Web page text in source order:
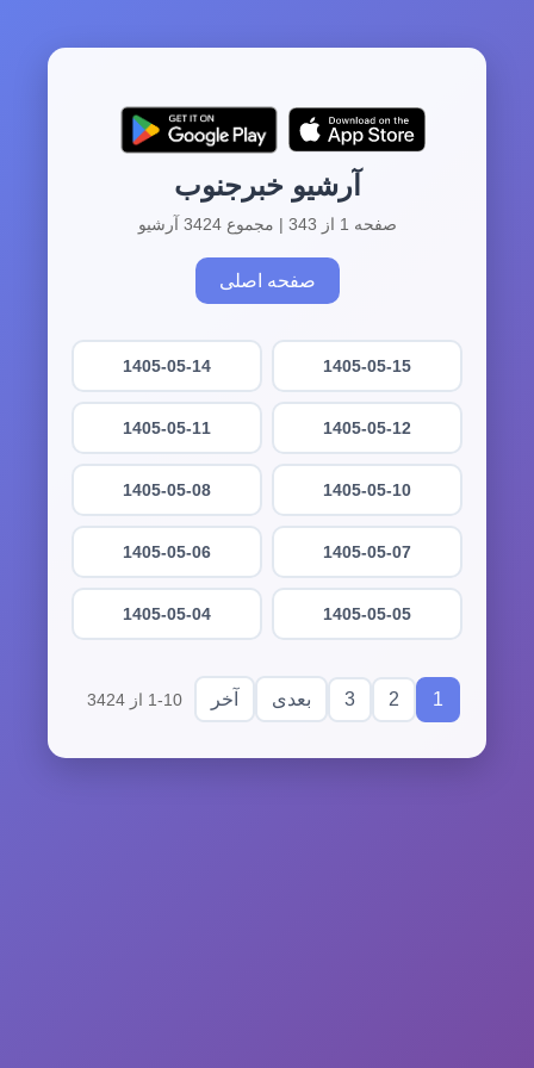
آرشیو خبرجنوب
صفحه 1 از 343 | مجموع 3424 آرشیو
صفحه اصلی
1405-05-15
1405-05-14
1405-05-12
1405-05-11
1405-05-10
1405-05-08
1405-05-07
1405-05-06
1405-05-05
1405-05-04
1
2
3 بعدی آخر 1-10 از 3424